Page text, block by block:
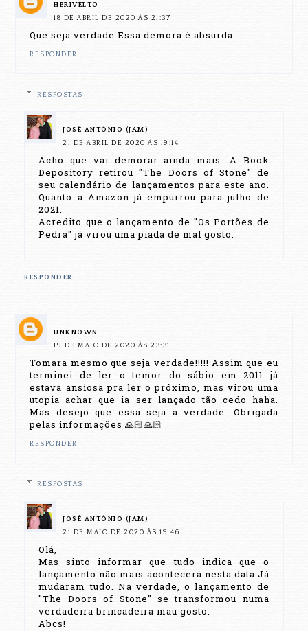
HERIVELTO
18 DE ABRIL DE 2020 ÀS 21:37
Que seja verdade.Essa demora é absurda.
RESPONDER
RESPOSTAS
JOSÉ ANTÔNIO (JAM)
21 DE ABRIL DE 2020 ÀS 19:14
Acho que vai demorar ainda mais. A Book
Depository retirou "The Doors of Stone" de
seu calendário de lançamentos para este ano.
Quanto a Amazon já empurrou para julho de
2021.
Acredito que o lançamento de "Os Portões de
Pedra" já virou uma piada de mal gosto.
RESPONDER
UNKNOWN
19 DE MAIO DE 2020 ÀS 23:31
Tomara mesmo que seja verdade!!!!! Assim que eu
terminei de ler o temor do sábio em 2011 já
estava ansiosa pra ler o próximo, mas virou uma
utopia achar que ia ser lançado tão cedo haha.
Mas desejo que essa seja a verdade. Obrigada
pelas informações 🙏🏻🙏🏻
RESPONDER
RESPOSTAS
JOSÉ ANTÔNIO (JAM)
21 DE MAIO DE 2020 ÀS 19:46
Olá,
Mas sinto informar que tudo indica que o
lançamento não mais acontecerá nesta data.Já
mudaram tudo. Na verdade, o lançamento de
"The Doors of Stone" se transformou numa
verdadeira brincadeira mau gosto.
Abcs!